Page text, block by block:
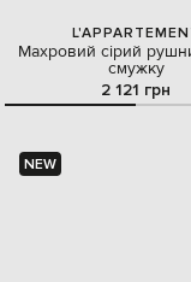
Махровий сірий
смужку
2 121 грн
NEW